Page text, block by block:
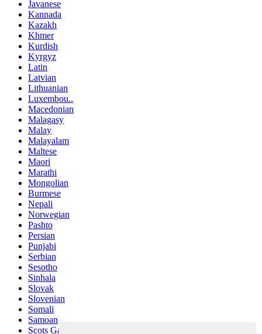
Javanese
Kannada
Kazakh
Khmer
Kurdish
Kyrgyz
Latin
Latvian
Lithuanian
Luxembou..
Macedonian
Malagasy
Malay
Malayalam
Maltese
Maori
Marathi
Mongolian
Burmese
Nepali
Norwegian
Pashto
Persian
Punjabi
Serbian
Sesotho
Sinhala
Slovak
Slovenian
Somali
Samoan
Scots Gaelic